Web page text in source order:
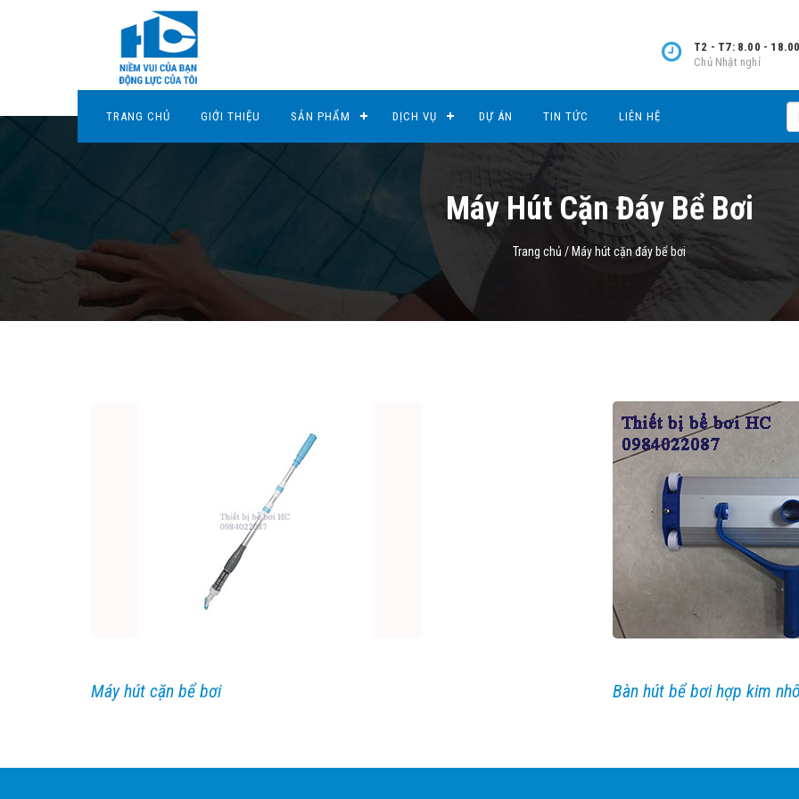
T2 - T7: 8.00 -
Chủ Nhật nghỉ
TRANG CHỦ GIỚI THIỆU SẢN PHẨM DỊCH VỤ DỰ ÁN TIN TỨC LIÊN HỆ
Máy Hút Cặn Đáy Bể Bơi
Trang chủ / Máy hút cặn đáy bể bơi
Máy hút cặn bể bơi Bàn hút bể bơi hợp kim